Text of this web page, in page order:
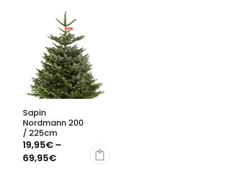
Sapin
Nordmann 200
/ 225cm
19,95€–
69,95€